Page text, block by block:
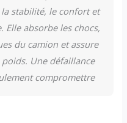
stabilité, le confort et
absorbe les chocs,
du camion et assure
Une défaillance
compromettre